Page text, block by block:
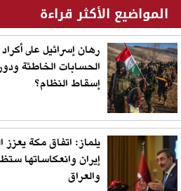
المواضيع الأكثر قراءة
رهان إسرائيل على
الحسابات الخاطئة
إسقاط النظام؟
يلماز: اتفاق مكة
إيران وانعكاساتها
والعراق